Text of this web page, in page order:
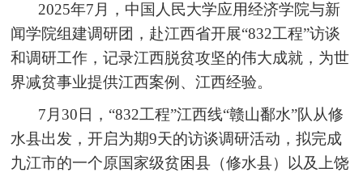
2025年7月，中国人民大学应用经济学院与新
闻学院组建调研团，赴江西省开展“832工程”访谈
和调研工作，记录江西脱贫攻坚的伟大成就，为世
界减贫事业提供江西案例、江西经验。
7月30日，“832工程”江西线“赣山鄱水”队从修
水县出发，开启为期9天的访谈调研活动，拟完成
九江市的一个原国家级贫困县（修水县）以及上饶